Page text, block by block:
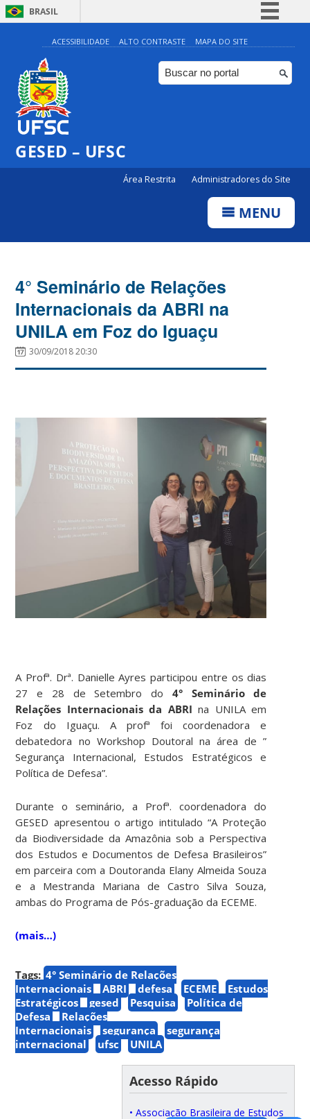
BRASIL
Simplifique!
Comunica BR
Participe
ACESSIBILIDADE ALTO CONTRASTE MAPA DO SITE
GESED – UFSC
Área Restrita Administradores do Site
MENU
4° Seminário de Relações
Internacionais da ABRI na
UNILA em Foz do Iguaçu
30/09/2018 20:30
A Profª. Drª. Danielle Ayres participou entre os dias
27 e 28 de Setembro do 4° Seminário de
Relações Internacionais da ABRI na UNILA em
Foz do Iguaçu. A profª foi coordenadora e
debatedora no Workshop Doutoral na área de ”
Segurança Internacional, Estudos Estratégicos e
Política de Defesa”.
Durante o seminário, a Profª. coordenadora do
GESED apresentou o artigo intitulado “A Proteção
da Biodiversidade da Amazônia sob a Perspectiva
dos Estudos e Documentos de Defesa Brasileiros”
em parceira com a Doutoranda Elany Almeida Souza
e a Mestranda Mariana de Castro Silva Souza,
ambas do Programa de Pós-graduação da ECEME.
(mais…)
Tags: 4° Seminário de Relações
Internacionais
ABRI defesa ECEME
Estudos
Estratégicos
gesed Pesquisa
Política de
Defesa
Relações
Internacionais
segurança
segurança
internacional
ufsc UNILA
Acesso Rápido
• Associação Brasileira de Estudos